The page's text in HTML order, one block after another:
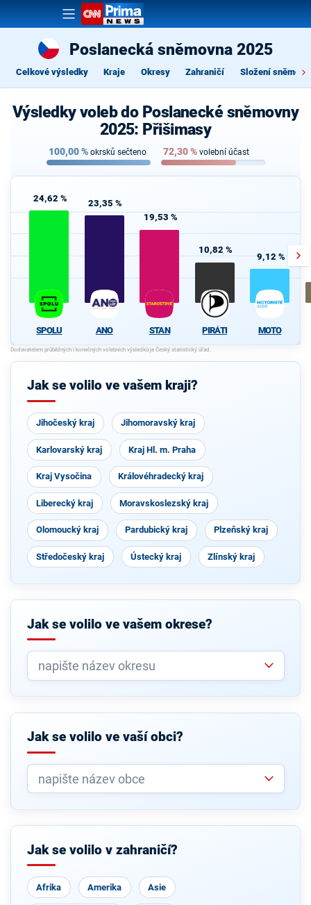
Poslanecká sněmovna 2025
Celkové výsledky Kraje Okresy Zahraničí Složení
Výsledky voleb do Poslanecké sněmovny
2025: Přišimasy
100,00% okrsků sečteno 72,30% volební účast
24,62 %
SPOLU
23,35 %
ANO
19,53 %
STAN
10,82 %
PIRÁTI
9,12 %
MOTO
Jak se volilo ve vašem kraji?
Jihočeský kraj Jihomoravský kraj
Karlovarský kraj Kraj Hl. m. Praha
Kraj Vysočina Královéhradecký kraj
Liberecký kraj Moravskoslezský kraj
Olomoucký kraj Pardubický kraj Plzeňský kraj
Středočeský kraj Ústecký kraj Zlínský kraj
Jak se volilo ve vašem okrese?
Jak se volilo ve vaší obci?
Jak se volilo v zahraničí?
Afrika Amerika Asie